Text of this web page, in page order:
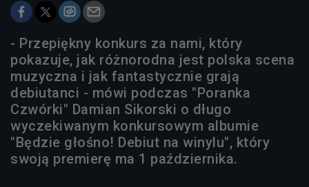
- Przepiękny konkurs za nami, który
pokazuje, jak różnorodna jest polska scena
muzyczna i jak fantastycznie grają
debiutanci - mówi podczas "Poranka
Czwórki" Damian Sikorski o długo
wyczekiwanym konkursowym albumie
"Będzie głośno! Debiut na winylu", który
swoją premierę ma 1 października.